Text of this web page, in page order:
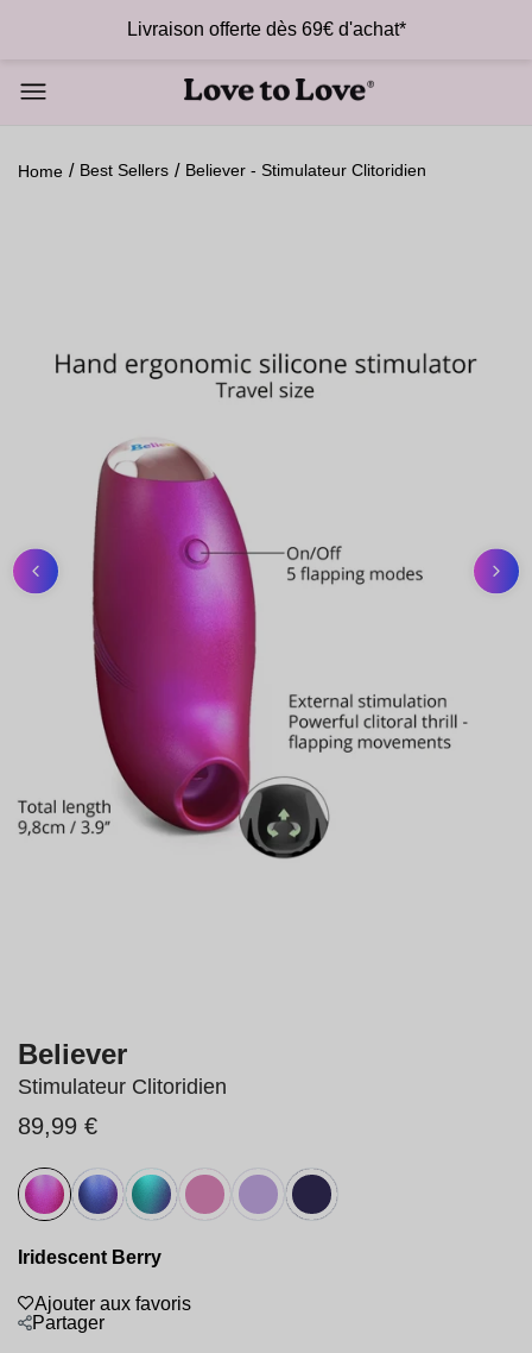
Livraison offerte dès 69€ d'achat*
Home Best Sellers Believer - Stimulateur Clitoridien
Believer
Stimulateur Clitoridien
89,99 €
Iridescent Berry
Ajouter aux favoris
Partager